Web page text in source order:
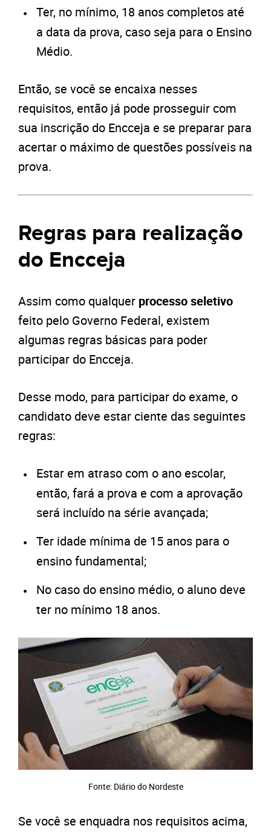
Ter, no mínimo, 18 anos completos até
a data da prova, caso seja para o Ensino
Médio.
Então, se você se encaixa nesses
requisitos, então já pode prosseguir com
sua inscrição do Encceja e se preparar para
acertar o máximo de questões possíveis na
prova.
Regras para realização
do Encceja
Assim como qualquer processo seletivo
feito pelo Governo Federal, existem
algumas regras básicas para poder
participar do Encceja.
Desse modo, para participar do exame, o
candidato deve estar ciente das seguintes
regras:
Estar em atraso com o ano escolar,
então, fará a prova e com a aprovação
será incluído na série avançada;
Ter idade mínima de 15 anos para o
ensino fundamental;
No caso do ensino médio, o aluno deve
ter no mínimo 18 anos.
Fonte: Diário do Nordeste
Se você se enquadra nos requisitos acima,